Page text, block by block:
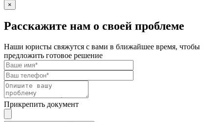
×
Расскажите нам о своей проблеме
Наши юристы свяжутся с вами в ближайшее время, чтобы
предложить готовое решение
Прикрепить документ